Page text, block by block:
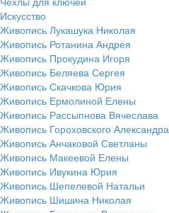
Искусство
Живопись Лукашука Николая
Живопись Ротанина Андрея
Живопись Прокудина Игоря
Живопись Беляева Сергея
Живопись Скачкова Юрия
Живопись Ермолиной Елены
Живопись Рассыпнова Вячеслава
Живопись Гороховского Александра
Живопись Анчаковой Светланы
Живопись Макеевой Елены
Живопись Ивукина Юрия
Живопись Шепелевой Натальи
Живопись Шишина Николая